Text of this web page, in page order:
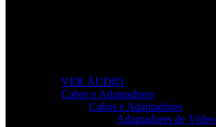
VER ÁUDIO
Cabos e Adaptadores
Cabos e Adaptadores
Adaptadores de Vídeo